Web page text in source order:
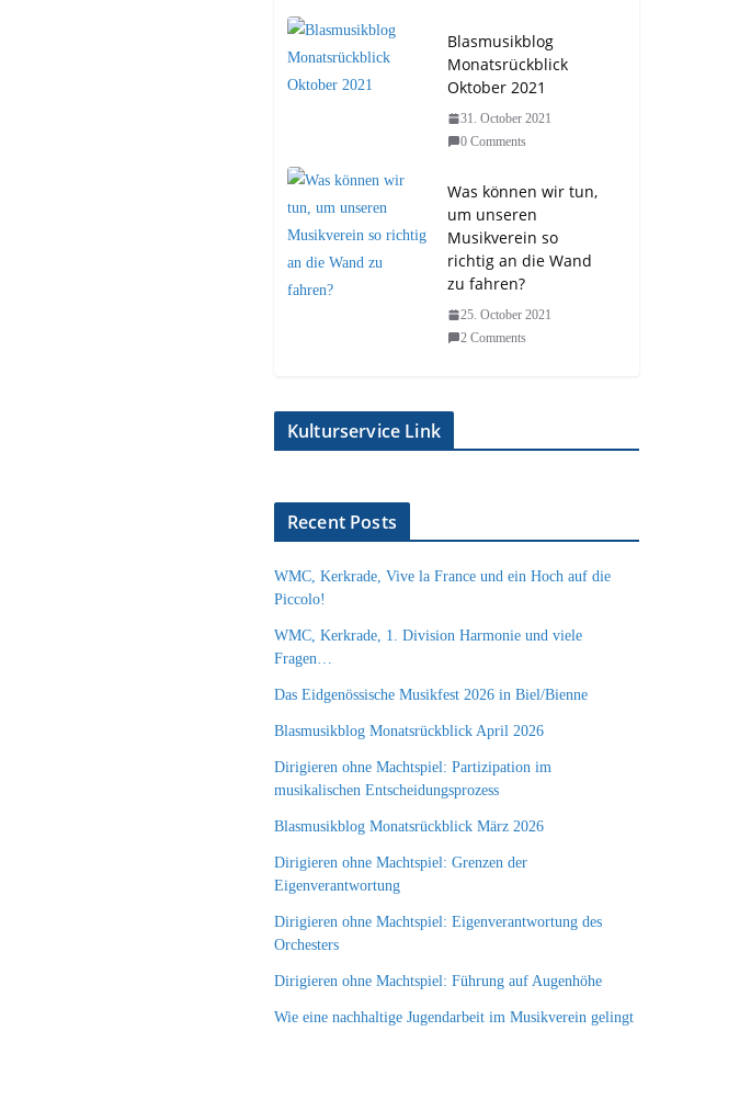
Blasmusikblog
Monatsrückblick
Oktober 2021
31. October 2021
0 Comments
Was können wir tun,
um unseren
Musikverein so
richtig an die Wand
zu fahren?
25. October 2021
2 Comments
Kulturservice Link
Recent Posts
WMC, Kerkrade, Vive la France und ein Hoch auf die
Piccolo!
WMC, Kerkrade, 1. Division Harmonie und viele
Fragen…
Das Eidgenössische Musikfest 2026 in Biel/Bienne
Blasmusikblog Monatsrückblick April 2026
Dirigieren ohne Machtspiel: Partizipation im
musikalischen Entscheidungsprozess
Blasmusikblog Monatsrückblick März 2026
Dirigieren ohne Machtspiel: Grenzen der
Eigenverantwortung
Dirigieren ohne Machtspiel: Eigenverantwortung des
Orchesters
Dirigieren ohne Machtspiel: Führung auf Augenhöhe
Wie eine nachhaltige Jugendarbeit im Musikverein gelingt